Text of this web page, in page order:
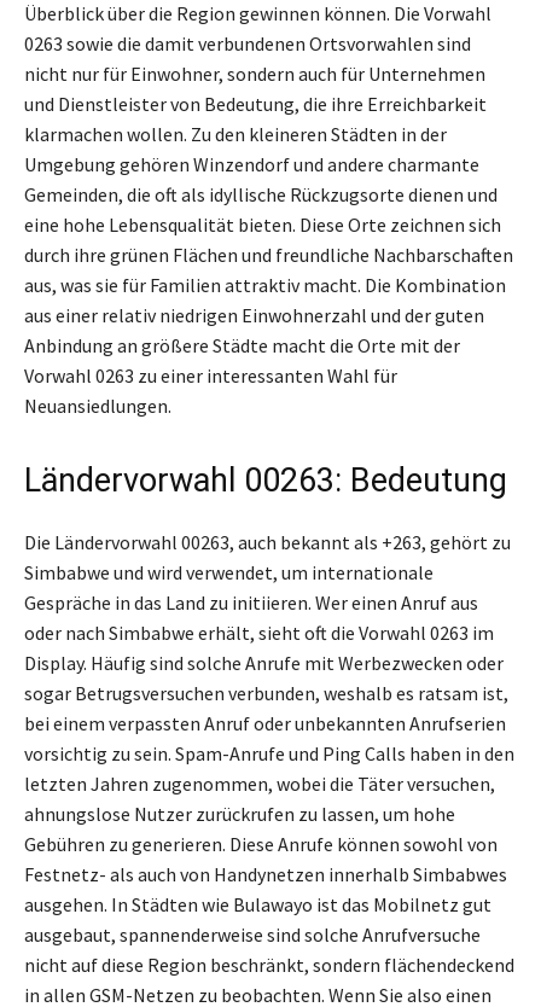
Überblick über die Region gewinnen können. Die Vorwahl
0263 sowie die damit verbundenen Ortsvorwahlen sind
nicht nur für Einwohner, sondern auch für Unternehmen
und Dienstleister von Bedeutung, die ihre Erreichbarkeit
klarmachen wollen. Zu den kleineren Städten in der
Umgebung gehören Winzendorf und andere charmante
Gemeinden, die oft als idyllische Rückzugsorte dienen und
eine hohe Lebensqualität bieten. Diese Orte zeichnen sich
durch ihre grünen Flächen und freundliche Nachbarschaften
aus, was sie für Familien attraktiv macht. Die Kombination
aus einer relativ niedrigen Einwohnerzahl und der guten
Anbindung an größere Städte macht die Orte mit der
Vorwahl 0263 zu einer interessanten Wahl für
Neuansiedlungen.
Ländervorwahl 00263: Bedeutung
Die Ländervorwahl 00263, auch bekannt als +263, gehört zu
Simbabwe und wird verwendet, um internationale
Gespräche in das Land zu initiieren. Wer einen Anruf aus
oder nach Simbabwe erhält, sieht oft die Vorwahl 0263 im
Display. Häufig sind solche Anrufe mit Werbezwecken oder
sogar Betrugsversuchen verbunden, weshalb es ratsam ist,
bei einem verpassten Anruf oder unbekannten Anrufserien
vorsichtig zu sein. Spam-Anrufe und Ping Calls haben in den
letzten Jahren zugenommen, wobei die Täter versuchen,
ahnungslose Nutzer zurückrufen zu lassen, um hohe
Gebühren zu generieren. Diese Anrufe können sowohl von
Festnetz- als auch von Handynetzen innerhalb Simbabwes
ausgehen. In Städten wie Bulawayo ist das Mobilnetz gut
ausgebaut, spannenderweise sind solche Anrufversuche
nicht auf diese Region beschränkt, sondern flächendeckend
in allen GSM-Netzen zu beobachten. Wenn Sie also einen